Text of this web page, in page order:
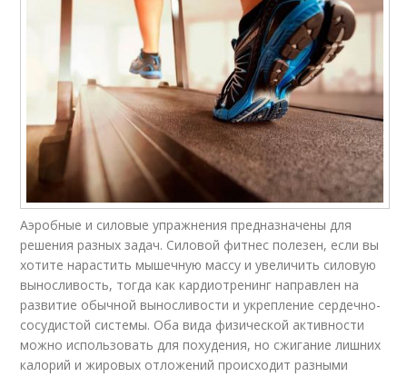
Аэробные и силовые упражнения предназначены для
решения разных задач. Силовой фитнес полезен, если вы
хотите нарастить мышечную массу и увеличить силовую
выносливость, тогда как кардиотренинг направлен на
развитие обычной выносливости и укрепление сердечно-
сосудистой системы. Оба вида физической активности
можно использовать для похудения, но сжигание лишних
калорий и жировых отложений происходит разными